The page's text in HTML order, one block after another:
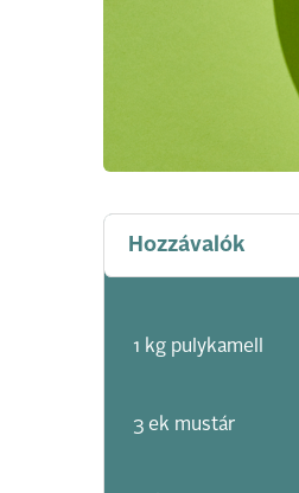
Hozzávalók
1 kg pulykamell
3 ek mustár